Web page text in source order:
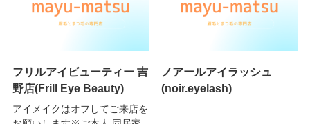
フリルアイビューティー 吉
野店(Frill Eye Beauty)
アイメイクはオフしてご来店を
ノアールアイラッシュ
(noir.eyelash)